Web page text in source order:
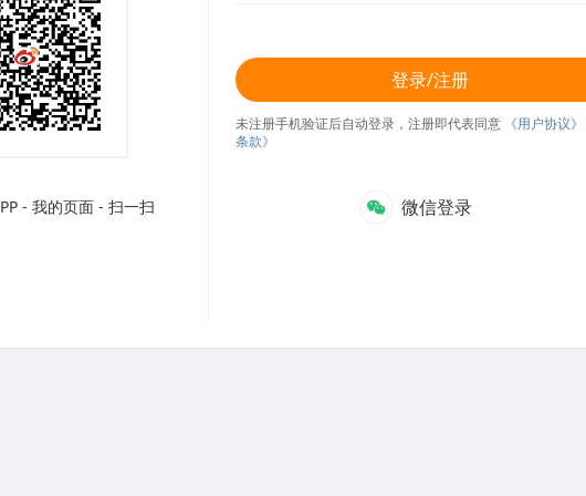
- 我的页面 - 扫一扫
登录/注册
未注册手机验证后自动登录，注册即代表同意 《用户协议》
条款》
微信登录